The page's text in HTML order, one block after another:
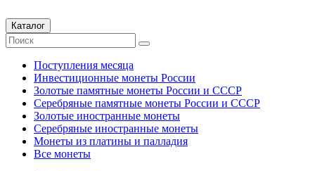
Каталог
Поступления месяца
Инвестиционные монеты России
Золотые памятные монеты России и СССР
Серебряные памятные монеты России и СССР
Золотые иностранные монеты
Серебряные иностранные монеты
Монеты из платины и палладия
Все монеты